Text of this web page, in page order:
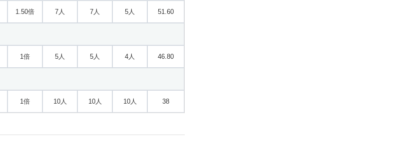
1.50倍 7人 7人 5人 51.60
1倍 5人 5人 4人 46.80
1倍 10人 10人 10人 38